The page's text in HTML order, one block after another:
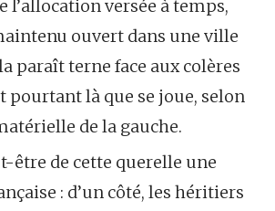
l’allocation versée à temps,
ouvert dans une ville
paraît terne face aux colères
pourtant là que se joue, selon
de la gauche.
être de cette querelle une
: d’un côté, les héritiers